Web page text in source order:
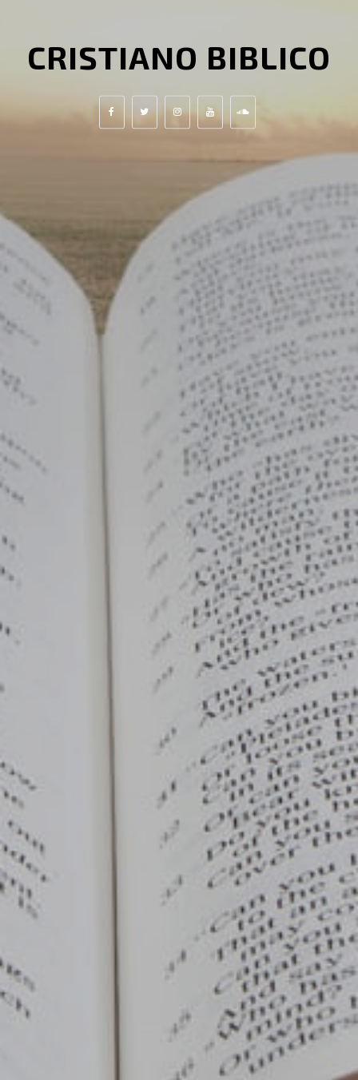
CRISTIANO BIBLICO